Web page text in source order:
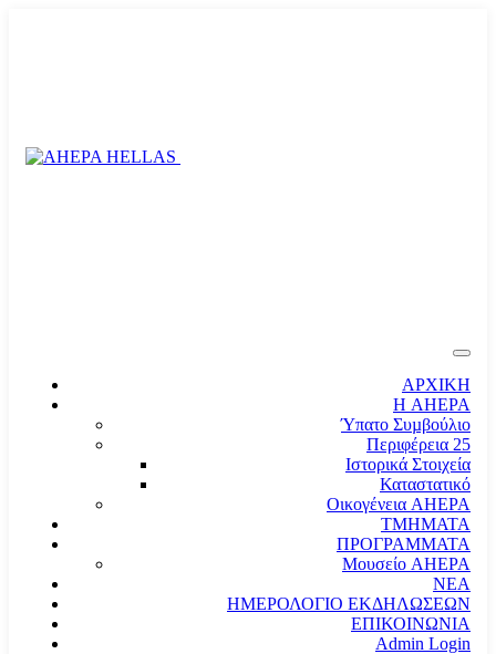
ΑΡΧΙΚΗ
Η AHEPA
Ύπατο Συµβούλιο
Περιφέρεια 25
Ιστορικά Στοιχεία
Καταστατικό
Οικογένεια AHEPA
ΤΜΗΜΑΤΑ
ΠΡΟΓΡΑΜΜΑΤΑ
Μουσείο AHEPA
ΝΕΑ
ΗΜΕΡΟΛΟΓΙΟ ΕΚΔΗΛΩΣΕΩΝ
ΕΠΙΚΟΙΝΩΝΙΑ
Admin Login